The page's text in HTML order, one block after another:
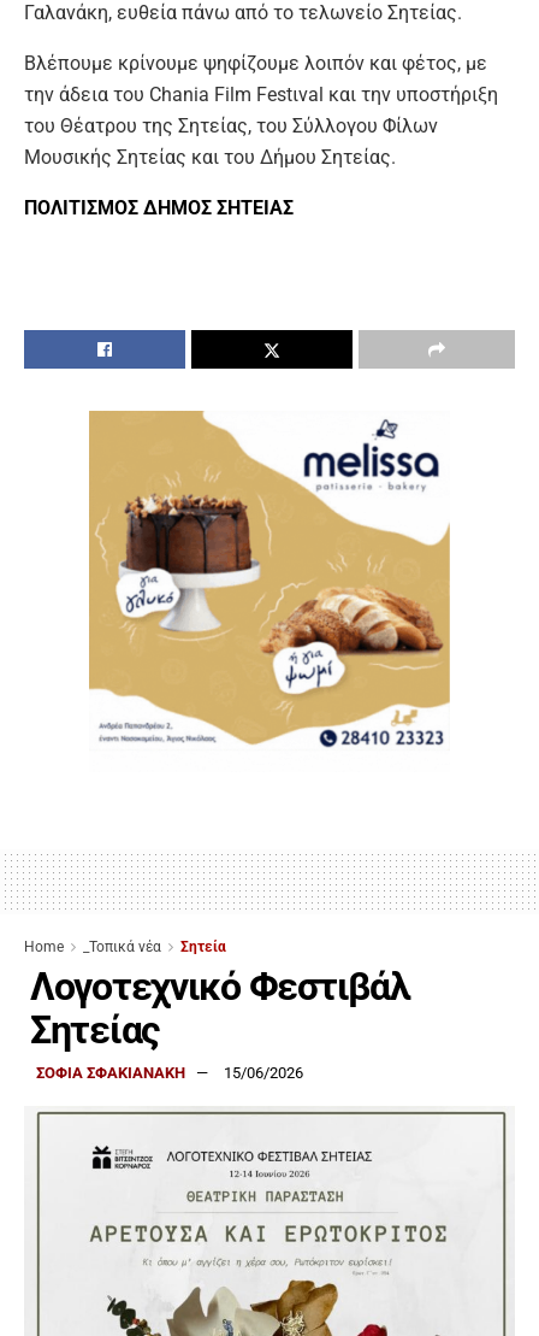
Γαλανάκη, ευθεία πάνω από το τελωνείο Σητείας.
Βλέπουμε κρίνουμε ψηφίζουμε λοιπόν και φέτος, με
την άδεια του Chania Film Festιval και την υποστήριξη
του Θέατρου της Σητείας, του Σύλλογου Φίλων
Μουσικής Σητείας και του Δήμου Σητείας.
ΠΟΛΙΤΙΣΜΟΣ ΔΗΜΟΣ ΣΗΤΕΙΑΣ
Home _Τοπικά νέα Σητεία
Λογοτεχνικό Φεστιβάλ
Σητείας
ΣΟΦΙΑ ΣΦΑΚΙΑΝΑΚΗ 15/06/2026